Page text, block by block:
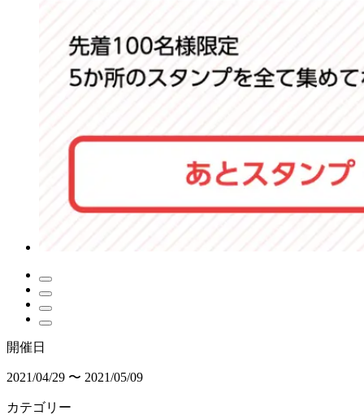
開催日
2021/04/29 〜 2021/05/09
カテゴリー